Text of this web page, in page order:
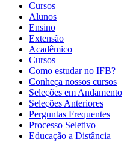
Cursos
Alunos
Ensino
Extensão
Acadêmico
Cursos
Como estudar no IFB?
Conheça nossos cursos
Seleções em Andamento
Seleções Anteriores
Perguntas Frequentes
Processo Seletivo
Educação a Distância